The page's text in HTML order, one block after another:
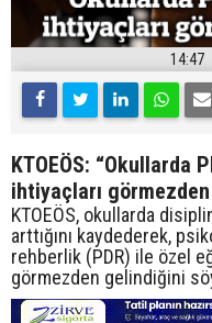
14:47
KTOEÖS: “Okullarda
ihtiyaçları
KTOEÖS, okullarda
arttığını kaydederek,
rehberlik (PDR) ile özel
görmezden gelindiğini